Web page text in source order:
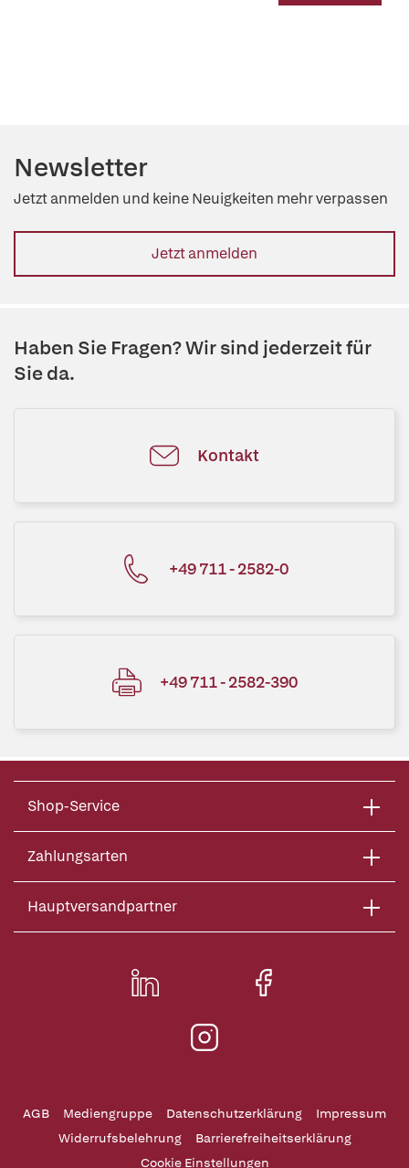
Newsletter
Jetzt anmelden und keine Neuigkeiten mehr verpassen
Jetzt anmelden
Haben Sie Fragen? Wir sind jederzeit für
Sie da.
Kontakt
+49 711 - 2582-0
+49 711 - 2582-390
Shop-Service
Zahlungsarten
Hauptversandpartner
AGB Mediengruppe Datenschutzerklärung
Impressum
Widerrufsbelehrung
Barrierefreiheitserklärung
Cookie Einstellungen